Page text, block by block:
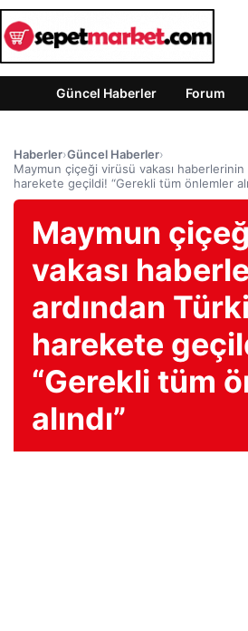
Güncel Haberler Forum
Haberler›Güncel Haberler›
Maymun çiçeği virüsü vakası haberlerinin
harekete geçildi! “Gerekli tüm önlemler
Maymun
vakası
ardından
harekete
“Gerekli tüm
alındı”